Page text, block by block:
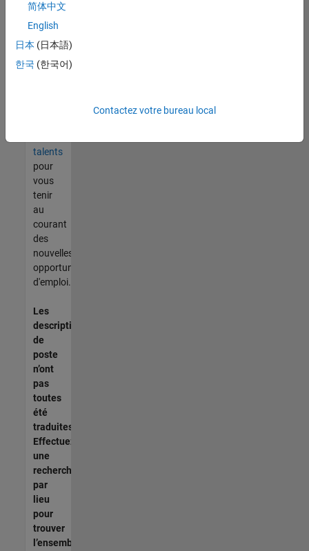
pas
d'offre
corresponde
à vos
talents
pour
vous
tenir
au
courant
des
nouvelles
opportunités
d'emploi.
Les
descriptions
de
poste
n’ont
pas
toutes
été
traduites.
Effectuez
une
recherche
par
lieu
pour
trouver
l’ensemble
简体中文
English
日本 (日本語)
한국 (한국어)
Contactez votre bureau local